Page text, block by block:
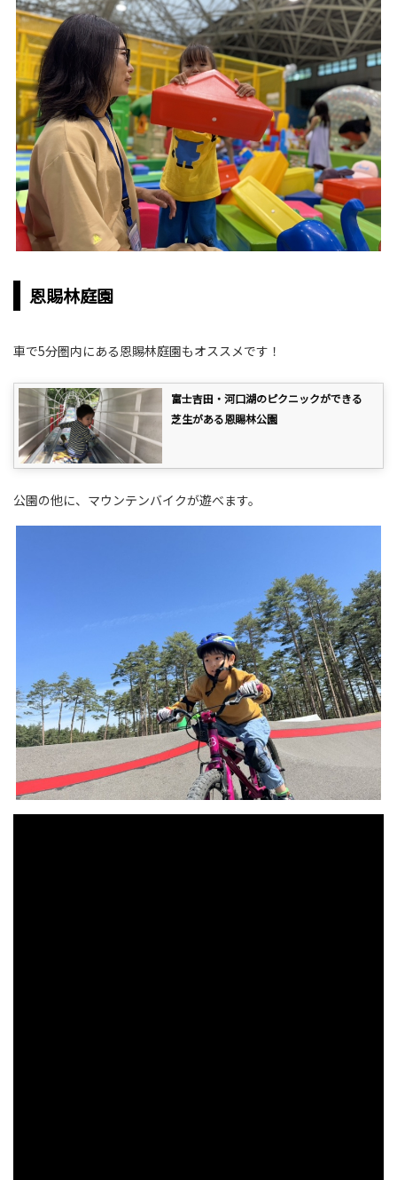
恩賜林庭園
車で5分圏内にある恩賜林庭園もオススメです！
富士吉田・河口湖のピクニックができる
芝生がある恩賜林公園
公園の他に、マウンテンバイクが遊べます。